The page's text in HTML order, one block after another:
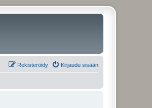
Kirjaudu sisään
Rekisteröidy